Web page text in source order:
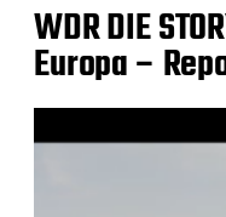
WDR DIE
Europa –